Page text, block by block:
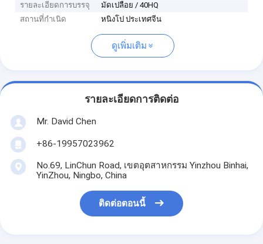
รายละเอียดการบรรจุ
มัดเปลือย / 40HQ
สถานที่กำเนิด
หนิงโป ประเทศจีน
ดูเพิ่มเติม
รายละเอียดการติดต่อ
Mr. David Chen
+86-19957023962
No.69, LinChun Road, เขตอุตสาหกรรม Yinzhou Binhai,
YinZhou, Ningbo, China
ติดต่อตอนนี้